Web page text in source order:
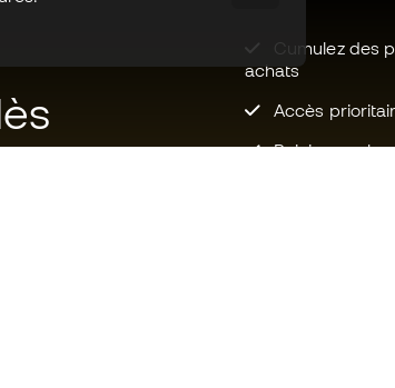
Cumulez des
achats
Accès
Rejoignez plus